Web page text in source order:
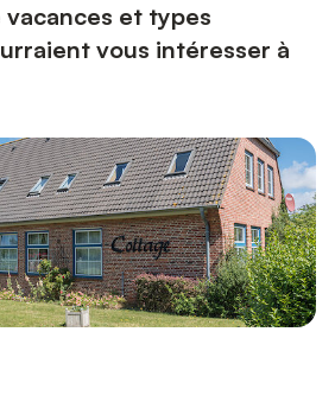
et types
vous intéresser à